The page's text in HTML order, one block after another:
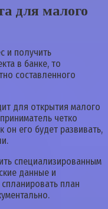
для малого
и получить
в банке, то
составленного
для открытия малого
четко
он его будет развивать,
специализированным
данные и
план